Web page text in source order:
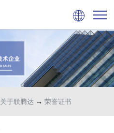

关于联腾达 → 荣誉证书